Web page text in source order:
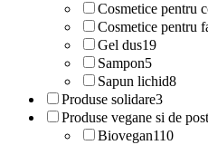
Cosmetice pentru
Cosmetice pentru
Gel dus19
Sampon5
Sapun lichid8
Produse solidare3
Produse vegane si de post
Biovegan110